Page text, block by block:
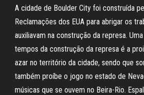
A cidade de Boulder City foi construída
Reclamações dos EUA para abrigar os
auxiliavam na construção da represa.
tempos da construção da represa é a
azar no território da cidade, sendo que
também proíbe o jogo no estado de
músicas que se ouvem no Beira-Rio.